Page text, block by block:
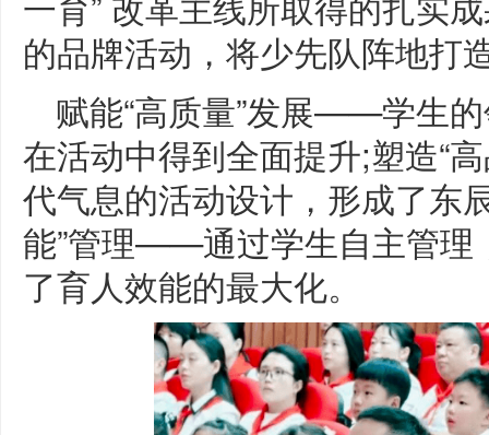
的品牌活动，将少先队阵地打
赋能“高质量”发展——学生
在活动中得到全面提升;塑造“
代气息的活动设计，形成了东
能”管理——通过学生自主管理
了育人效能的最大化。